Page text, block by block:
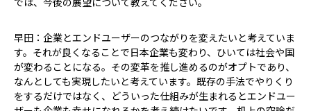
早田：企業とエンドユーザーのつながりを変えたいと考えていま
す。それが良くなることで日本企業も変わり、ひいては社会や国
が変わることになる。その変革を推し進めるのがオプトであり、
なんとしても実現したいと考えています。既存の手法でやりくり
をするだけではなく、どういった仕組みが生まれるとエンドユー